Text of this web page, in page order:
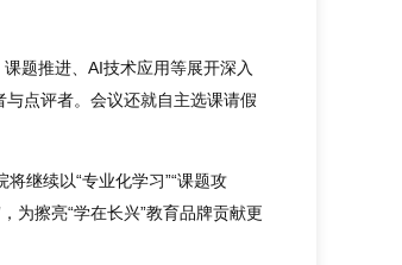
题推进、AI技术应用等展开深入
点评者。会议还就自主选课请假
继续以“专业化学习”“课题攻
为擦亮“学在长兴”教育品牌贡献更